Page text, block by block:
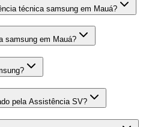
técnica samsung em Mauá?
samsung em Mauá?
pela Assistência SV?